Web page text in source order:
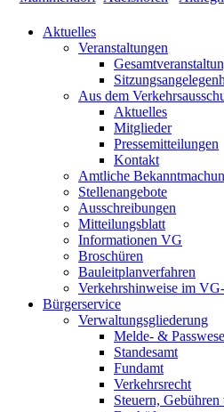
Aktuelles
Veranstaltungen
Aus dem
Aktuelles
Mitglieder
Pressemitteilungen
Kontakt
Amtliche
Stellenangebote
Ausschreibungen
Mitteilungsblatt
Informationen VG
Broschüren
Bauleitplanverfahren
Verkehrshinweise im
Bürgerservice
Verwaltungsgliederung
Melde- &
Standesamt
Fundamt
Verkehrsrecht
Steuern,